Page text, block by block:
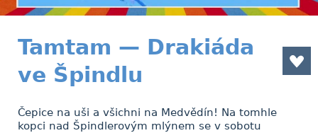
Tamtam — Drakiáda
ve Špindlu
Čepice na uši a všichni na Medvědín! Na tomhle
kopci nad Špindlerovým mlýnem se v sobotu